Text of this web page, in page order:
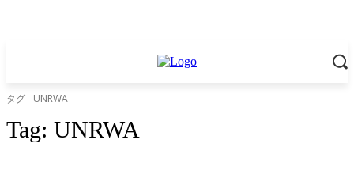
タグ UNRWA
Tag: UNRWA